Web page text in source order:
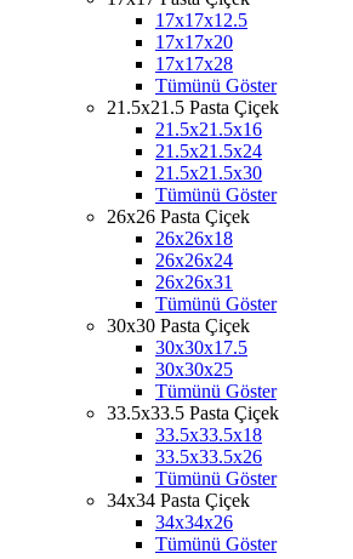
17x17x12.5
17x17x20
17x17x28
Tümünü Göster
21.5x21.5 Pasta Çiçek
21.5x21.5x16
21.5x21.5x24
21.5x21.5x30
Tümünü Göster
26x26 Pasta Çiçek
26x26x18
26x26x24
26x26x31
Tümünü Göster
30x30 Pasta Çiçek
30x30x17.5
30x30x25
Tümünü Göster
33.5x33.5 Pasta Çiçek
33.5x33.5x18
33.5x33.5x26
Tümünü Göster
34x34 Pasta Çiçek
34x34x26
Tümünü Göster